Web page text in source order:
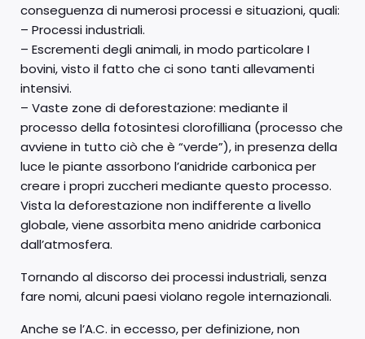
conseguenza di numerosi processi e situazioni, quali:
– Processi industriali.
– Escrementi degli animali, in modo particolare I
bovini, visto il fatto che ci sono tanti allevamenti
intensivi.
– Vaste zone di deforestazione: mediante il
processo della fotosintesi clorofilliana (processo che
avviene in tutto ciò che è “verde”), in presenza della
luce le piante assorbono l’anidride carbonica per
creare i propri zuccheri mediante questo processo.
Vista la deforestazione non indifferente a livello
globale, viene assorbita meno anidride carbonica
dall’atmosfera.
Tornando al discorso dei processi industriali, senza
fare nomi, alcuni paesi violano regole internazionali.
Anche se l’A.C. in eccesso, per definizione, non